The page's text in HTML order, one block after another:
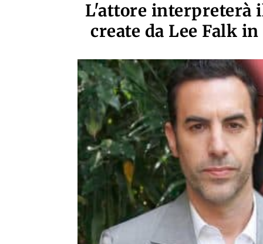
L'attore interpreterà
create da Lee Falk